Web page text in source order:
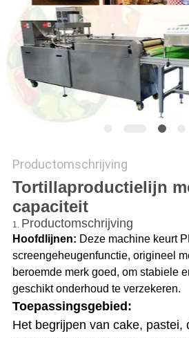
Productomschrijving
Tortillaproductielijn
capaciteit
1. Productomschrijving
Hoofdlijnen: Deze machine keurt
screengeheugenfunctie, origineel
beroemde merk goed, om stabiele
geschikt onderhoud te verzekeren.
Toepassingsgebied:
Het begrijpen van cake, pastei,